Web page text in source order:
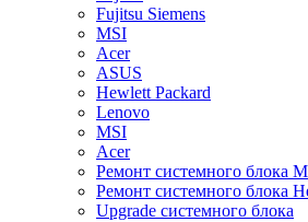
Fujitsu Siemens
MSI
Acer
ASUS
Hewlett Packard
Lenovo
MSI
Acer
Ремонт системного блока
Ремонт системного блока
Upgrade системного блока